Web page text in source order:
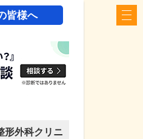
皆様へ
形外科クリニ